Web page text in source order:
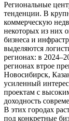
Региональные
тенденции. В
коммерческую
некоторых из них
бизнеса и
выделяются
регионах: в
регионах втрое
Новосибирск,
усиленный
проектам с
доходность
В этих городах
под конкретные